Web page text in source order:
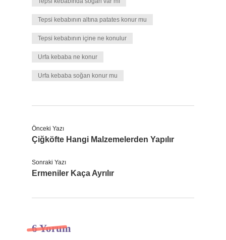
Tepsi kebabının altına patates konur mu
Tepsi kebabının içine ne konulur
Urfa kebaba ne konur
Urfa kebaba soğan konur mu
Önceki Yazı
Çiğköfte Hangi Malzemelerden Yapılır
Sonraki Yazı
Ermeniler Kaça Ayrılır
6 Yorum